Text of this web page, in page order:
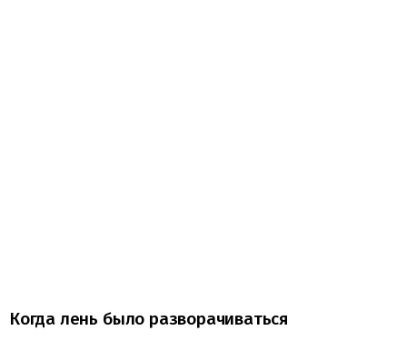
Когда лень было разворачиваться